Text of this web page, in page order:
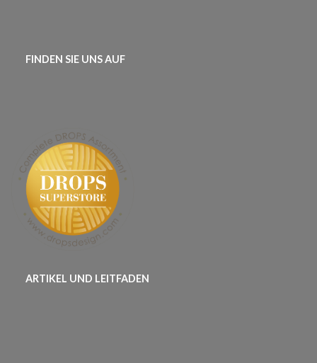
FINDEN SIE UNS AUF
ARTIKEL UND LEITFADEN